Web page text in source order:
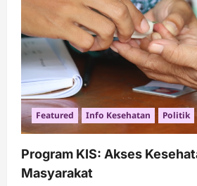
Featured Info Kesehatan Politik
Program KIS: Akses
Masyarakat